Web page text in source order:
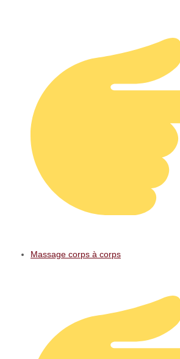
Massage corps à corps